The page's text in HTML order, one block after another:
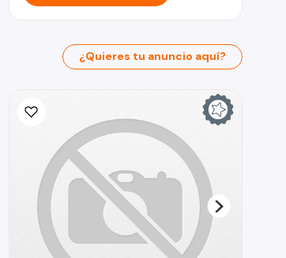
¿Quieres tu anuncio aquí?